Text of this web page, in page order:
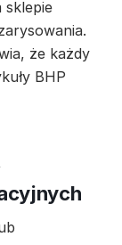
sklepie
że każdy
BHP